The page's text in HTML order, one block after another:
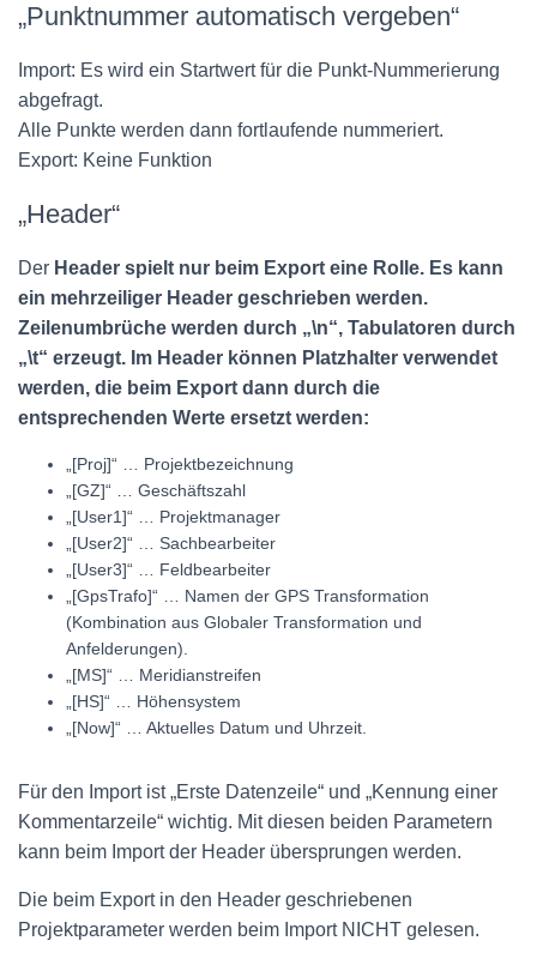
„Punktnummer automatisch vergeben“
Import: Es wird ein Startwert für die Punkt-Nummerierung
abgefragt.
Alle Punkte werden dann fortlaufende nummeriert.
Export: Keine Funktion
„Header“
Der Header spielt nur beim Export eine Rolle. Es kann
ein mehrzeiliger Header geschrieben werden.
Zeilenumbrüche werden durch „\n“, Tabulatoren durch
„\t“ erzeugt. Im Header können Platzhalter verwendet
werden, die beim Export dann durch die
entsprechenden Werte ersetzt werden:
„[Proj]“ … Projektbezeichnung
„[GZ]“ … Geschäftszahl
„[User1]“ … Projektmanager
„[User2]“ … Sachbearbeiter
„[User3]“ … Feldbearbeiter
„[GpsTrafo]“ … Namen der GPS Transformation
(Kombination aus Globaler Transformation und
Anfelderungen).
„[MS]“ … Meridianstreifen
„[HS]“ … Höhensystem
„[Now]“ … Aktuelles Datum und Uhrzeit.
Für den Import ist „Erste Datenzeile“ und „Kennung einer
Kommentarzeile“ wichtig. Mit diesen beiden Parametern
kann beim Import der Header übersprungen werden.
Die beim Export in den Header geschriebenen
Projektparameter werden beim Import NICHT gelesen.